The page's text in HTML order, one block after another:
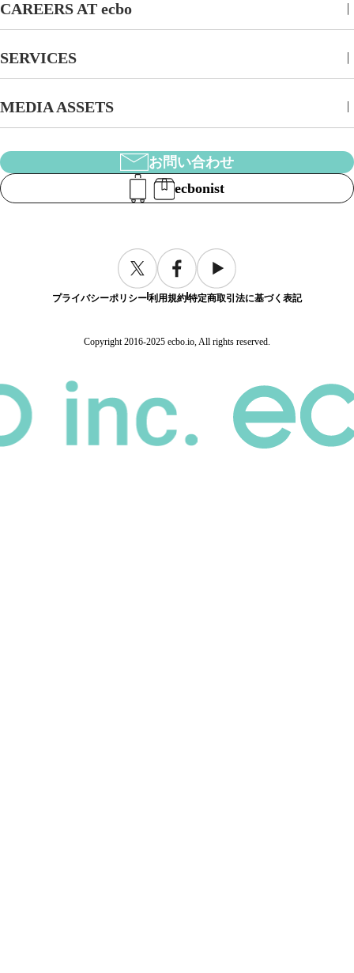
CAREERS AT ecbo
SERVICES
MEDIA ASSETS
お問い合わせ
ecbonist
プライバシーポリシー利用規約特定商取引法に基づく表記
Copyright 2016-2025 ecbo.io, All rights reserved.